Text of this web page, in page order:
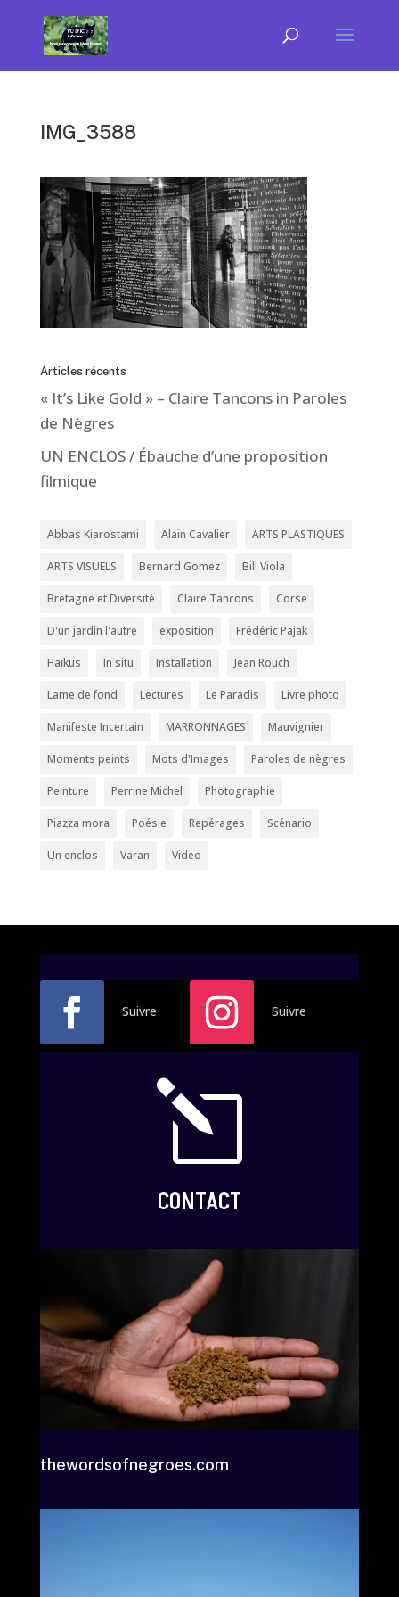
IMG_3588
Articles récents
« It’s Like Gold » – Claire Tancons in Paroles
de Nègres
UN ENCLOS / Ébauche d’une proposition
filmique
Abbas Kiarostami Alain Cavalier ARTS PLASTIQUES
ARTS VISUELS Bernard Gomez Bill Viola
Bretagne et Diversité Claire Tancons Corse
D'un jardin l'autre exposition Frédéric Pajak
Haïkus In situ Installation Jean Rouch
Lame de fond Lectures Le Paradis Livre photo
Manifeste Incertain MARRONNAGES Mauvignier
Moments peints Mots d'Images Paroles de nègres
Peinture Perrine Michel Photographie
Piazza mora Poésie Repérages Scénario
Un enclos Varan Video
Suivre Suivre
l
CONTACT
thewordsofnegroes.com